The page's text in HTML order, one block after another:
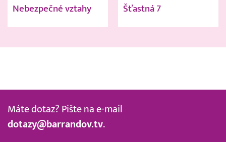
Nebezpečné vztahy Šťastná 7
Máte dotaz? Pište na e-mail
dotazy@barrandov.tv.